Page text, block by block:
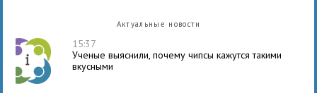
Актуальные новости
15:37
Ученые выяснили, почему чипсы кажутся такими
вкусными